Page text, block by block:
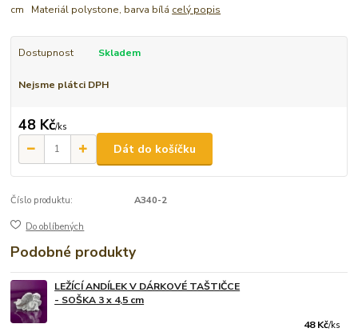
cm Materiál polystone, barva bílá celý popis
Dostupnost Skladem
Nejsme plátci DPH
48 Kč/ks
Dát do košíčku
Číslo produktu: A340-2
Do oblíbených
Podobné produkty
LEŽÍCÍ ANDÍLEK V DÁRKOVÉ TAŠTIČCE
- SOŠKA 3 x 4,5 cm
48 Kč/ks